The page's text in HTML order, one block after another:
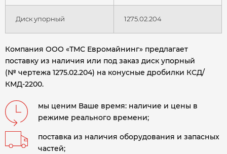
Диск упорный 1275.02.204
Компания ООО «ТМС Евромайнинг» предлагает
поставку из наличия или под заказ диск упорный
(№ чертежа 1275.02.204) на конусные дробилки КСД/
КМД-2200.
мы ценим Ваше время: наличие и цены в
режиме реального времени;
поставка из наличия оборудования и запасных
частей;